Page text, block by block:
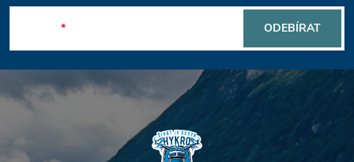
p
a
t
í
ODEBÍRAT